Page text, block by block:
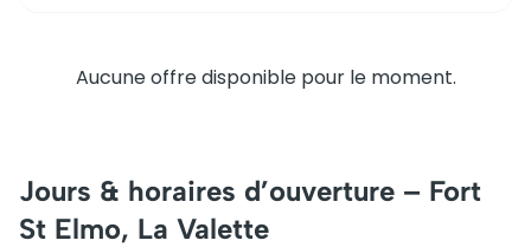
Aucune offre disponible pour le moment.
Jours & horaires d’ouverture – Fort
St Elmo, La Valette